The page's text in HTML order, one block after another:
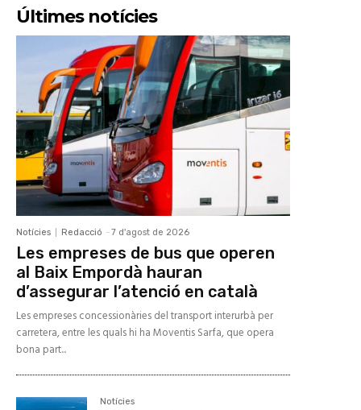
Últimes notícies
Notícies Redacció - 7 d'agost de 2026
Les empreses de bus que operen
al Baix Empordà hauran
d’assegurar l’atenció en català
Les empreses concessionàries del transport interurbà per
carretera, entre les quals hi ha Moventis Sarfa, que opera
bona part...
Notícies